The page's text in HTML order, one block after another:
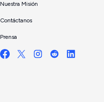
Nuestra Misión
Contáctanos
Prensa